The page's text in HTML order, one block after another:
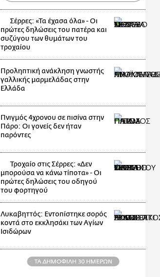
Σέρρες: «Τα έχασα όλα» - Οι
πρώτες δηλώσεις του πατέρα και
συζύγου των θυμάτων του
τροχαίου
Προληπτική ανάκληση γνωστής
γαλλικής μαρμελάδας στην
Ελλάδα
Πνιγμός 4χρονου σε πισίνα στην
Πάρο: Οι γονείς δεν ήταν
παρόντες
Τροχαίο στις Σέρρες: «Δεν
μπορούσα να κάνω τίποτα» - Οι
πρώτες δηλώσεις του οδηγού
του φορτηγού
Λυκαβηττός: Εντοπίστηκε σορός
κοντά στο εκκλησάκι των Αγίων
Ισιδώρων
ΤΑ ΔΗΜΟΦΙΛΗ 30 ΗΜΕΡΩΝ